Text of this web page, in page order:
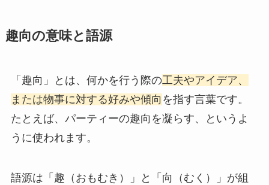
趣向の意味と語源
「趣向」とは、何かを行う際の工夫やアイデア、
または物事に対する好みや傾向 を指す言葉です。
たとえば、パーティーの趣向を凝らす、というよ
うに使われます。
語源は「趣（おもむき）」と「向（むく）」が組